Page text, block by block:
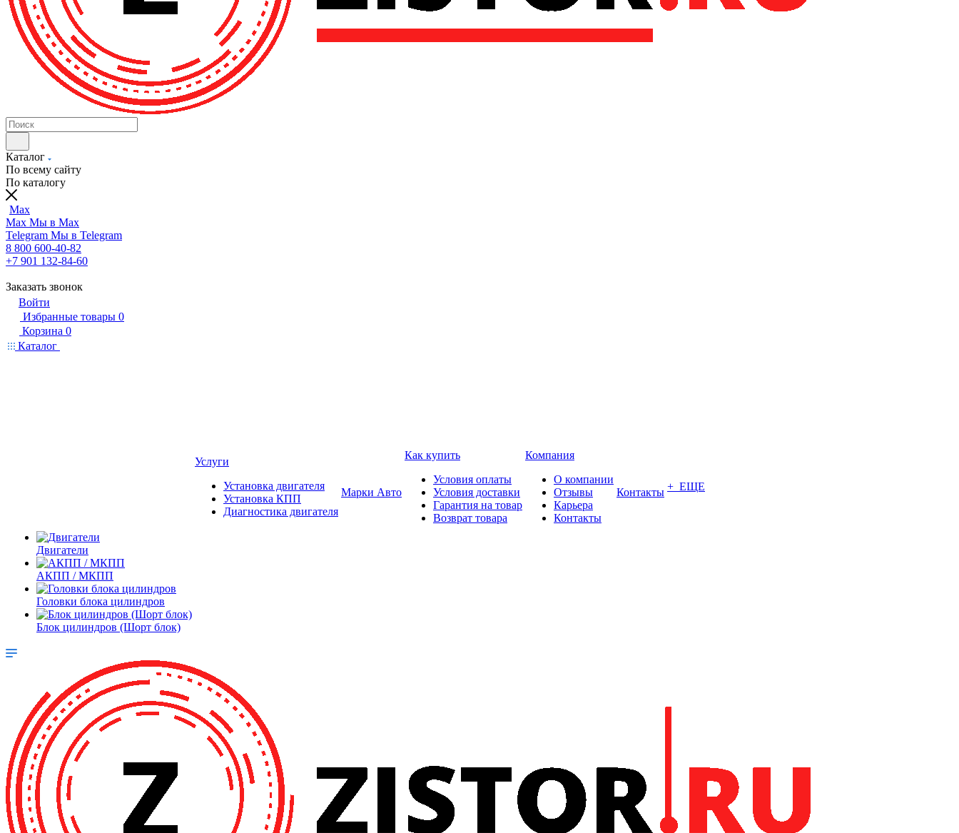
Каталог
По всему сайту
По каталогу
Max
Max Мы в Max
Telegram Мы в Telegram
8 800 600-40-82
+7 901 132-84-60
Заказать звонок
Войти
Избранные товары 0
Корзина 0
Каталог
Двигатели
АКПП / МКПП
Головки блока цилиндров
Блок цилиндров (Шорт блок)
Услуги
Установка двигателя
Установка КПП
Диагностика двигателя
Марки Авто
Как купить
Условия оплаты
Условия доставки
Гарантия на товар
Возврат товара
Компания
О компании
Отзывы
Карьера
Контакты
Контакты + ЕЩЕ